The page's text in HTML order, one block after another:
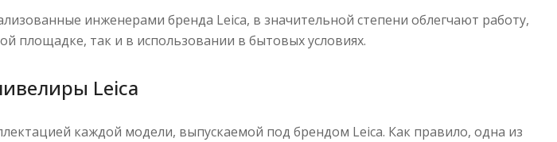
инженерами бренда Leica, в значительной степени облегчают работу,
площадке, так и в использовании в бытовых условиях.
Leica
каждой модели, выпускаемой под брендом Leica. Как правило, одна из